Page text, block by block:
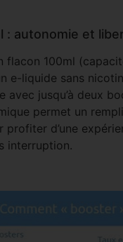
: autonomie et
flacon 100ml
e-liquide sans
avec jusqu’à deux
permet un
profiter d’une
interruption.